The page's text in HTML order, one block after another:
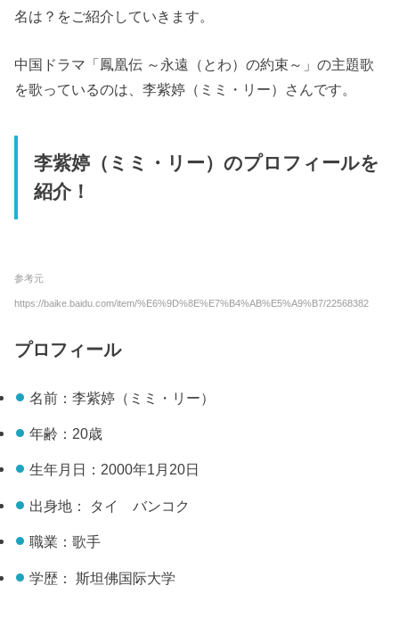
名は？をご紹介していきます。
中国ドラマ「鳳凰伝 ～永遠（とわ）の約束～」の主題歌
を歌っているのは、李紫婷（ミミ・リー）さんです。
李紫婷（ミミ・リー）のプロフィールを
紹介！
参考元
https://baike.baidu.com/item/%E6%9D%8E%E7%B4%AB%E5%A9%B7/22568382
プロフィール
名前：李紫婷（ミミ・リー）
年齢：20歳
生年月日：2000年1月20日
出身地： タイ バンコク
職業：歌手
学歴： 斯坦佛国际大学